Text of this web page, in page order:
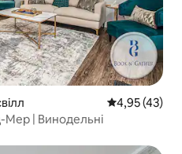
Середня
4,95 (43)
Мер | Винодельні